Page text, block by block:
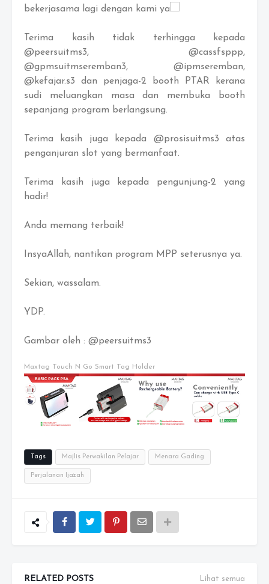
bekerjasama lagi dengan kami ya
Terima kasih tidak terhingga kepada
@peersuitms3, @cassfsppp,
@gpmsuitmseremban3, @ipmseremban,
@kefajar.s3 dan penjaga-2 booth PTAR kerana
sudi meluangkan masa dan membuka booth
sepanjang program berlangsung.
Terima kasih juga kepada @prosisuitms3 atas
penganjuran slot yang bermanfaat.
Terima kasih juga kepada pengunjung-2 yang
hadir!
Anda memang terbaik!
InsyaAllah, nantikan program MPP seterusnya ya.
Sekian, wassalam.
YDP.
Gambar oleh : @peersuitms3
Maxtag Touch N Go Smart Tag Holder
Tags Majlis Perwakilan Pelajar Menara Gading
Perjalanan Ijazah
RELATED POSTS Lihat semua